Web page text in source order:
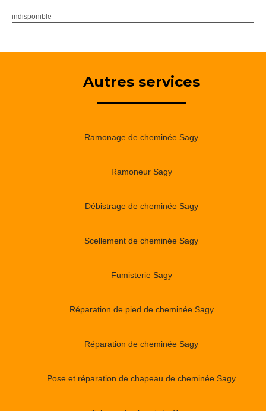
indisponible
Autres services
Ramonage de cheminée Sagy
Ramoneur Sagy
Débistrage de cheminée Sagy
Scellement de cheminée Sagy
Fumisterie Sagy
Réparation de pied de cheminée Sagy
Réparation de cheminée Sagy
Pose et réparation de chapeau de cheminée Sagy